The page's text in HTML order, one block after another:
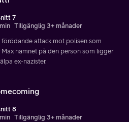
7
Tillgänglig 3+ månader
förödande attack mot polisen som
namnet på den person som ligger
ex-nazister.
8
Tillgänglig 3+ månader